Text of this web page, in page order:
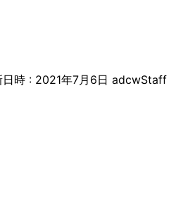
時 : 2021年7月6日 adcwStaff